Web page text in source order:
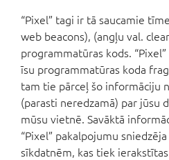
“Pixel” tagi ir tā saucamie
web beacons), (angļu val.
programmatūras kods.
īsu programmatūras koda
tam tie pārceļ šo informāciju
(parasti neredzamā) par jūsu
mūsu vietnē. Savāktā
“Pixel” pakalpojumu
sīkdatnēm, kas tiek